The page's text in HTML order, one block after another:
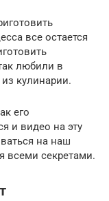
все остается
любили в
кулинарии.
его
и видео на эту
на наш
всеми секретами.